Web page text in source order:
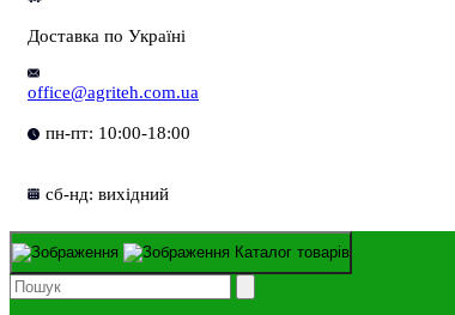
Доставка по Україні
office@agriteh.com.ua
пн-пт: 10:00-18:00
сб-нд: вихідний
Каталог товарів